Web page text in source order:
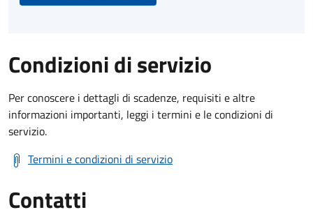
Condizioni di servizio
Per conoscere i dettagli di scadenze, requisiti e altre
informazioni importanti, leggi i termini e le condizioni di
servizio.
Termini e condizioni di servizio
Contatti